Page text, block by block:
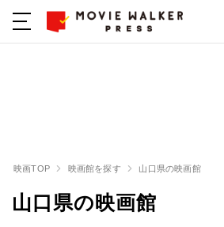
映画TOP 映画館を探す 山口県の映画館
山口県の映画館